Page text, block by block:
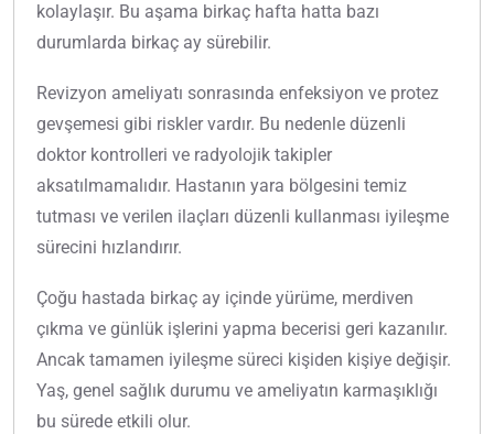
kolaylaşır. Bu aşama birkaç hafta hatta bazı
durumlarda birkaç ay sürebilir.
Revizyon ameliyatı sonrasında enfeksiyon ve protez
gevşemesi gibi riskler vardır. Bu nedenle düzenli
doktor kontrolleri ve radyolojik takipler
aksatılmamalıdır. Hastanın yara bölgesini temiz
tutması ve verilen ilaçları düzenli kullanması iyileşme
sürecini hızlandırır.
Çoğu hastada birkaç ay içinde yürüme, merdiven
çıkma ve günlük işlerini yapma becerisi geri kazanılır.
Ancak tamamen iyileşme süreci kişiden kişiye değişir.
Yaş, genel sağlık durumu ve ameliyatın karmaşıklığı
bu sürede etkili olur.